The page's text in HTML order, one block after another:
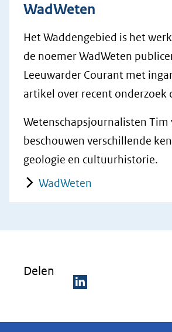
WadWeten
Het Waddengebied is het
de noemer WadWeten
Leeuwarder Courant met
artikel over recent onderzoek
Wetenschapsjournalisten
beschouwen verschillende
geologie en cultuurhistorie.
WadWeten
Delen
e